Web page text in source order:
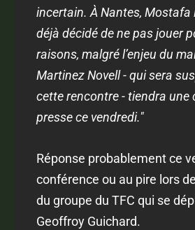
incertain. À Nantes, Mostafa
déjà décidé de ne pas jouer
raisons, malgré l’enjeu du
Martinez Novell - qui sera
cette rencontre - tiendra une
presse ce vendredi."
Réponse probablement ce
conférence ou au pire lors
du groupe du TFC qui se
Geoffroy Guichard.